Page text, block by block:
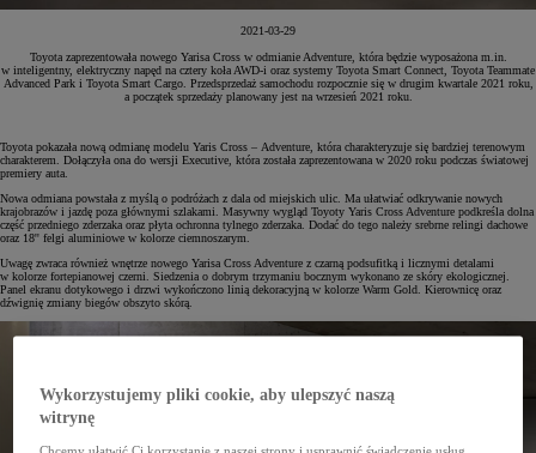
2021-03-29
Toyota zaprezentowała nowego Yarisa Cross w odmianie Adventure, która będzie wyposażona m.in.
w inteligentny, elektryczny napęd na cztery koła AWD-i oraz systemy Toyota Smart Connect, Toyota Teammate
Advanced Park i Toyota Smart Cargo. Przedsprzedaż samochodu rozpocznie się w drugim kwartale 2021 roku,
a początek sprzedaży planowany jest na wrzesień 2021 roku.
Toyota pokazała nową odmianę modelu Yaris Cross – Adventure, która charakteryzuje się bardziej terenowym
charakterem. Dołączyła ona do wersji Executive, która została zaprezentowana w 2020 roku podczas światowej
premiery auta.
Nowa odmiana powstała z myślą o podróżach z dala od miejskich ulic. Ma ułatwiać odkrywanie nowych
krajobrazów i jazdę poza głównymi szlakami. Masywny wygląd Toyoty Yaris Cross Adventure podkreśla dolna
część przedniego zderzaka oraz płyta ochronna tylnego zderzaka. Dodać do tego należy srebrne relingi dachowe
oraz 18'' felgi aluminiowe w kolorze ciemnoszarym.
Uwagę zwraca również wnętrze nowego Yarisa Cross Adventure z czarną podsufitką i licznymi detalami
w kolorze fortepianowej czerni. Siedzenia o dobrym trzymaniu bocznym wykonano ze skóry ekologicznej.
Panel ekranu dotykowego i drzwi wykończono linią dekoracyjną w kolorze Warm Gold. Kierownicę oraz
dźwignię zmiany biegów obszyto skórą.
Wykorzystujemy pliki cookie, aby ulepszyć naszą
witrynę